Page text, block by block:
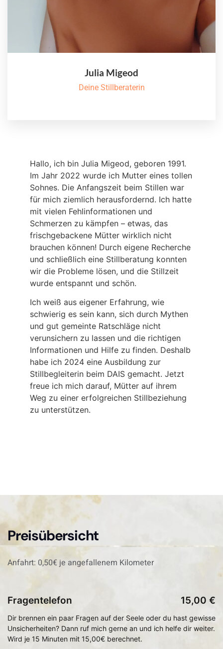
Julia Migeod
Deine Stillberaterin
Hallo, ich bin Julia Migeod, geboren 1991.
Im Jahr 2022 wurde ich Mutter eines tollen
Sohnes. Die Anfangszeit beim Stillen war
für mich ziemlich herausfordernd. Ich hatte
mit vielen Fehlinformationen und
Schmerzen zu kämpfen – etwas, das
frischgebackene Mütter wirklich nicht
brauchen können! Durch eigene Recherche
und schließlich eine Stillberatung konnten
wir die Probleme lösen, und die Stillzeit
wurde entspannt und schön.
Ich weiß aus eigener Erfahrung, wie
schwierig es sein kann, sich durch Mythen
und gut gemeinte Ratschläge nicht
verunsichern zu lassen und die richtigen
Informationen und Hilfe zu finden. Deshalb
habe ich 2024 eine Ausbildung zur
Stillbegleiterin beim DAIS gemacht. Jetzt
freue ich mich darauf, Mütter auf ihrem
Weg zu einer erfolgreichen Stillbeziehung
zu unterstützen.
Preisübersicht
Anfahrt: 0,50€ je angefallenem Kilometer
Fragentelefon 15,00 €
Dir brennen ein paar Fragen auf der Seele oder du hast gewisse
Unsicherheiten? Dann ruf mich gerne an und ich helfe dir weiter.
Wird je 15 Minuten mit 15,00€ berechnet.